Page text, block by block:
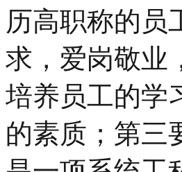
历高职称的员
求，爱岗敬业
培养员工的学
的素质；第三